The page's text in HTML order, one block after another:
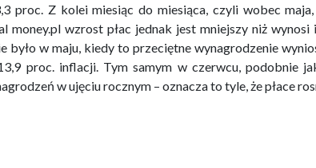
proc. Z kolei miesiąc do miesiąca, czyli wobec
money.pl wzrost płac jednak jest mniejszy niż
było w maju, kiedy to przeciętne wynagrodzenie
proc. inflacji. Tym samym w czerwcu, podobnie
w ujęciu rocznym – oznacza to tyle, że płace